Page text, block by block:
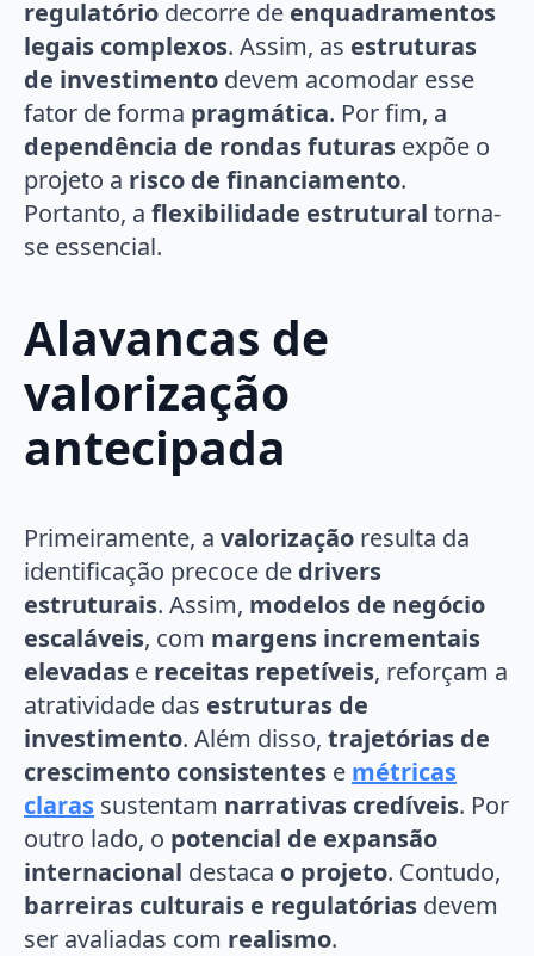
regulatório decorre de enquadramentos
legais complexos. Assim, as estruturas
de investimento devem acomodar esse
fator de forma pragmática. Por fim, a
dependência de rondas futuras expõe o
projeto a risco de financiamento.
Portanto, a flexibilidade estrutural torna-
se essencial.
Alavancas de
valorização
antecipada
Primeiramente, a valorização resulta da
identificação precoce de drivers
estruturais. Assim, modelos de negócio
escaláveis, com margens incrementais
elevadas e receitas repetíveis, reforçam a
atratividade das estruturas de
investimento. Além disso, trajetórias de
crescimento consistentes e métricas
claras sustentam narrativas credíveis. Por
outro lado, o potencial de expansão
internacional destaca o projeto. Contudo,
barreiras culturais e regulatórias devem
ser avaliadas com realismo.